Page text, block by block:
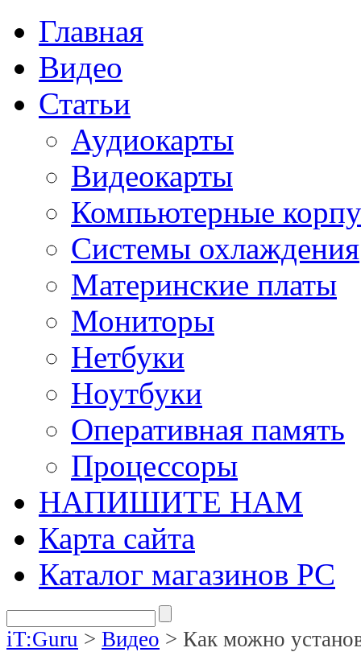
Главная
Видео
Статьи
Аудиокарты
Видеокарты
Компьютерные
Системы охлаждения
Материнские платы
Мониторы
Нетбуки
Ноутбуки
Оперативная память
Процессоры
НАПИШИТЕ НАМ
Карта сайта
Каталог магазинов PC
iT:Guru > Видео > Как можно